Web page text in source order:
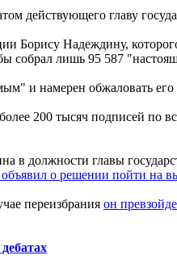
действующего главу
Борису Надеждину,
собрал лишь 95 587
и намерен обжаловать
200 тысяч подписей
должности главы
о решении пойти на
переизбрания он